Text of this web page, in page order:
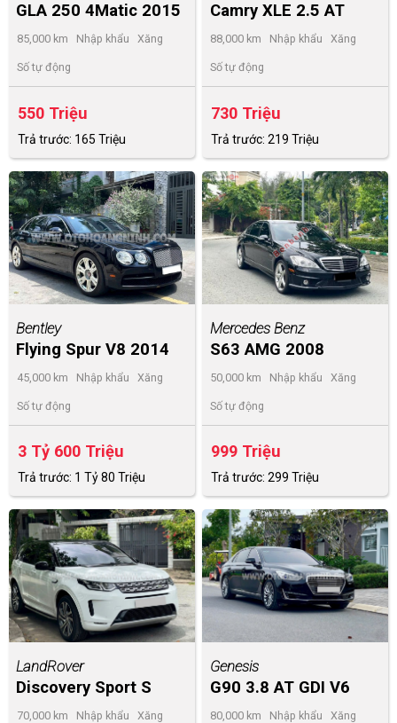
GLA 250 4Matic 2015
85,000 km Nhập khẩu Xăng
Số tự động
550 Triệu
Trả trước: 165 Triệu
Camry XLE 2.5 AT
2014
88,000 km Nhập khẩu Xăng
Số tự động
730 Triệu
Trả trước: 219 Triệu
Bentley
Flying Spur V8 2014
45,000 km Nhập khẩu Xăng
Số tự động
3 Tỷ 600 Triệu
Trả trước: 1 Tỷ 80 Triệu
Mercedes Benz
S63 AMG 2008
50,000 km Nhập khẩu Xăng
Số tự động
999 Triệu
Trả trước: 299 Triệu
LandRover
Discovery Sport S
2020
70,000 km Nhập khẩu Xăng
Genesis
G90 3.8 AT GDI V6
2016
80,000 km Nhập khẩu Xăng